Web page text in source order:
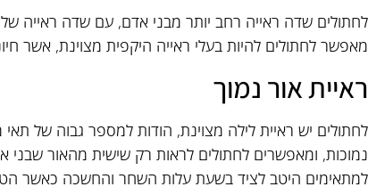
מאפשר לחתולים להיות בעלי ראייה היקפית מצוינת, אשר
ראיית אור נמוך
לחתולים יש ראיית לילה מצוינת, הודות למספר גבוה של
נמוכות, ומאפשרים לחתולים לראות רק שישית מהאור שבני
למתאימים היטב לציד בשעת עלות השחר והחשכה כאשר